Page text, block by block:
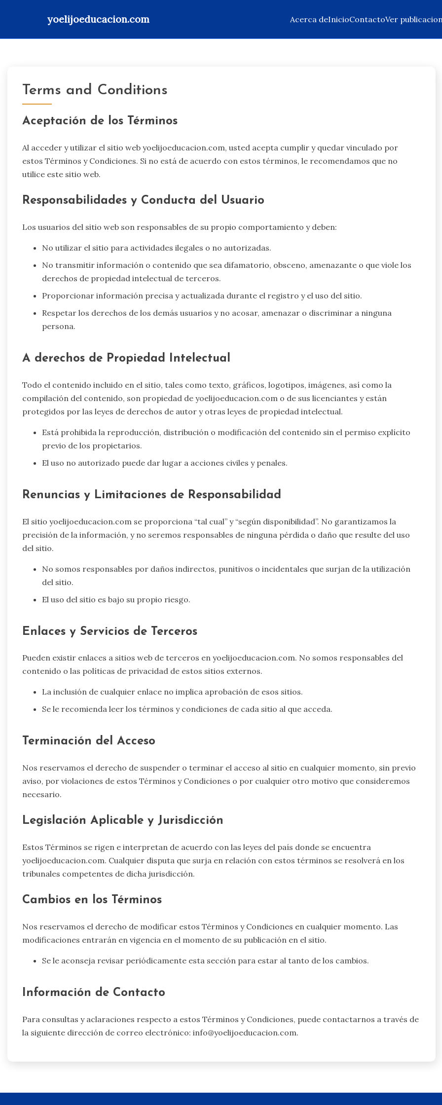
yoelijoeducacion.com Acerca deInicioContactoVer
Terms and Conditions
Aceptación de los Términos
Al acceder y utilizar el sitio web yoelijoeducacion.com, usted acepta cumplir y quedar vinculado por
estos Términos y Condiciones. Si no está de acuerdo con estos términos, le recomendamos que no
utilice este sitio web.
Responsabilidades y Conducta del Usuario
Los usuarios del sitio web son responsables de su propio comportamiento y deben:
No utilizar el sitio para actividades ilegales o no autorizadas.
No transmitir información o contenido que sea difamatorio, obsceno, amenazante o que viole los
derechos de propiedad intelectual de terceros.
Proporcionar información precisa y actualizada durante el registro y el uso del sitio.
Respetar los derechos de los demás usuarios y no acosar, amenazar o discriminar a ninguna
persona.
A derechos de Propiedad Intelectual
Todo el contenido incluido en el sitio, tales como texto, gráficos, logotipos, imágenes, así como la
compilación del contenido, son propiedad de yoelijoeducacion.com o de sus licenciantes y están
protegidos por las leyes de derechos de autor y otras leyes de propiedad intelectual.
Está prohibida la reproducción, distribución o modificación del contenido sin el permiso explícito
previo de los propietarios.
El uso no autorizado puede dar lugar a acciones civiles y penales.
Renuncias y Limitaciones de Responsabilidad
El sitio yoelijoeducacion.com se proporciona “tal cual” y “según disponibilidad”. No garantizamos la
precisión de la información, y no seremos responsables de ninguna pérdida o daño que resulte del uso
del sitio.
No somos responsables por daños indirectos, punitivos o incidentales que surjan de la utilización
del sitio.
El uso del sitio es bajo su propio riesgo.
Enlaces y Servicios de Terceros
Pueden existir enlaces a sitios web de terceros en yoelijoeducacion.com. No somos responsables del
contenido o las políticas de privacidad de estos sitios externos.
La inclusión de cualquier enlace no implica aprobación de esos sitios.
Se le recomienda leer los términos y condiciones de cada sitio al que acceda.
Terminación del Acceso
Nos reservamos el derecho de suspender o terminar el acceso al sitio en cualquier momento, sin previo
aviso, por violaciones de estos Términos y Condiciones o por cualquier otro motivo que consideremos
necesario.
Legislación Aplicable y Jurisdicción
Estos Términos se rigen e interpretan de acuerdo con las leyes del país donde se encuentra
yoelijoeducacion.com. Cualquier disputa que surja en relación con estos términos se resolverá en los
tribunales competentes de dicha jurisdicción.
Cambios en los Términos
Nos reservamos el derecho de modificar estos Términos y Condiciones en cualquier momento. Las
modificaciones entrarán en vigencia en el momento de su publicación en el sitio.
Se le aconseja revisar periódicamente esta sección para estar al tanto de los cambios.
Información de Contacto
Para consultas y aclaraciones respecto a estos Términos y Condiciones, puede contactarnos a través de
la siguiente dirección de correo electrónico: info@yoelijoeducacion.com.